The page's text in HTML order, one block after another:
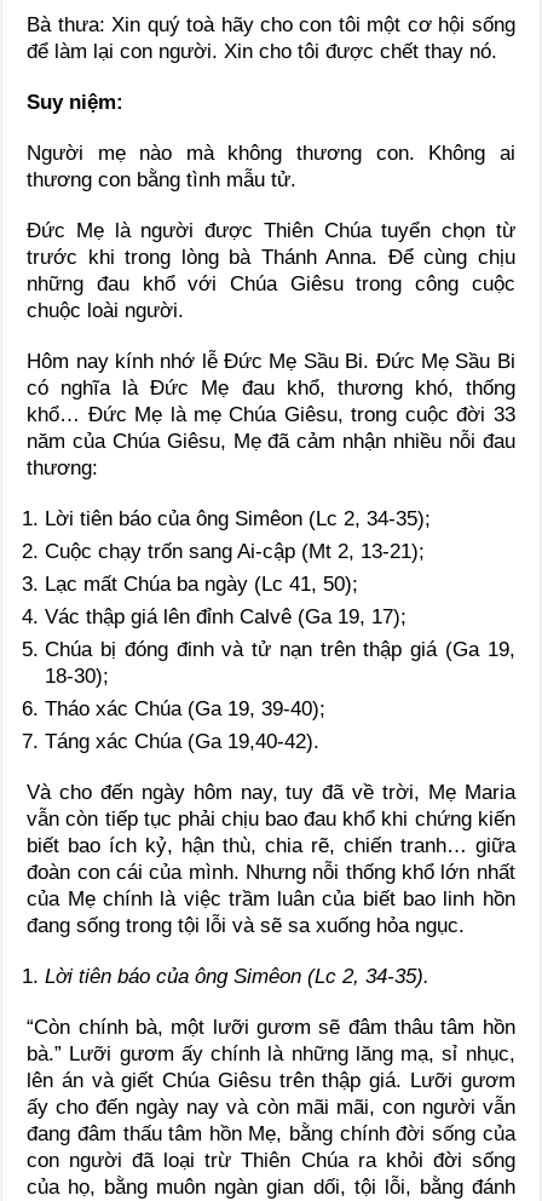
Bà thưa: Xin quý toà hãy cho con tôi một cơ hội sống
để làm lại con người. Xin cho tôi được chết thay nó.
Suy niệm:
Người mẹ nào mà không thương con. Không ai
thương con bằng tình mẫu tử.
Đức Mẹ là người được Thiên Chúa tuyển chọn từ
trước khi trong lòng bà Thánh Anna. Để cùng chịu
những đau khổ với Chúa Giêsu trong công cuộc
chuộc loài người.
Hôm nay kính nhớ lễ Đức Mẹ Sầu Bi. Đức Mẹ Sầu Bi
có nghĩa là Đức Mẹ đau khổ, thương khó, thống
khổ… Đức Mẹ là mẹ Chúa Giêsu, trong cuộc đời 33
năm của Chúa Giêsu, Mẹ đã cảm nhận nhiều nỗi đau
thương:
Lời tiên báo của ông Simêon (Lc 2, 34-35);
Cuộc chạy trốn sang Ai-cập (Mt 2, 13-21);
Lạc mất Chúa ba ngày (Lc 41, 50);
Vác thập giá lên đỉnh Calvê (Ga 19, 17);
Chúa bị đóng đinh và tử nạn trên thập giá (Ga 19,
18-30);
Tháo xác Chúa (Ga 19, 39-40);
Táng xác Chúa (Ga 19,40-42).
Và cho đến ngày hôm nay, tuy đã về trời, Mẹ Maria
vẫn còn tiếp tục phải chịu bao đau khổ khi chứng kiến
biết bao ích kỷ, hận thù, chia rẽ, chiến tranh… giữa
đoàn con cái của mình. Nhưng nỗi thống khổ lớn nhất
của Mẹ chính là việc trầm luân của biết bao linh hồn
đang sống trong tội lỗi và sẽ sa xuống hỏa ngục.
Lời tiên báo của ông Simêon (Lc 2, 34-35).
“Còn chính bà, một lưỡi gươm sẽ đâm thâu tâm hồn
bà.” Lưỡi gươm ấy chính là những lăng mạ, sỉ nhục,
lên án và giết Chúa Giêsu trên thập giá. Lưỡi gươm
ấy cho đến ngày nay và còn mãi mãi, con người vẫn
đang đâm thấu tâm hồn Mẹ, bằng chính đời sống của
con người đã loại trừ Thiên Chúa ra khỏi đời sống
của họ, bằng muôn ngàn gian dối, tội lỗi, bằng đánh